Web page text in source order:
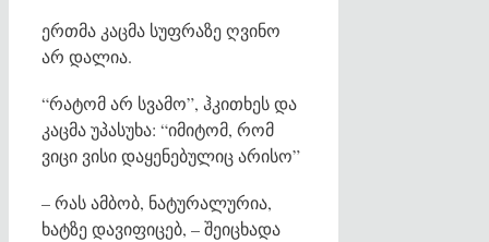
ერთმა კაცმა სუფრაზე ღვინო
არ დალია.
“რატომ არ სვამო”, ჰკითხეს და
კაცმა უპასუხა: “იმიტომ, რომ
ვიცი ვისი დაყენებულიც არისო”
– რას ამბობ, ნატურალურია,
ხატზე დავიფიცებ, – შეიცხადა